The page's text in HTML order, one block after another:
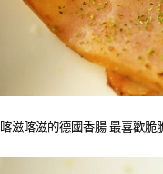
喀滋喀滋的德國香腸 最喜歡脆